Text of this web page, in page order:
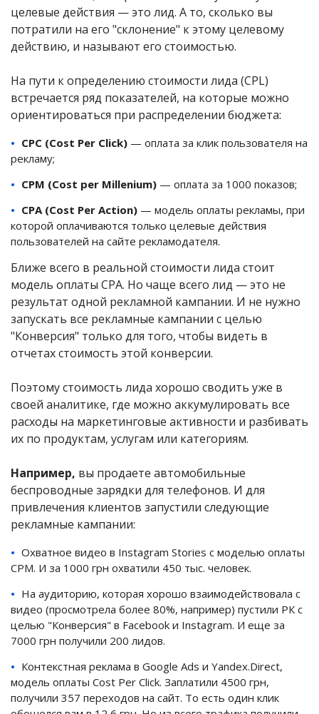
целевые действия — это лид. А то, сколько вы
потратили на его "склонение" к этому целевому
действию, и называют его стоимостью.
На пути к определению стоимости лида (CPL)
встречается ряд показателей, на которые можно
ориентироваться при распределении бюджета:
CPС (Cost Per Click) — оплата за клик пользователя на
рекламу;
CPM (Cost per Millenium) — оплата за 1000 показов;
CPA (Cost Per Action) — модель оплаты рекламы, при
которой оплачиваются только целевые действия
пользователей на сайте рекламодателя.
Ближе всего в реальной стоимости лида стоит
модель оплаты CPA. Но чаще всего лид — это не
результат одной рекламной кампании. И не нужно
запускать все рекламные кампании с целью
"Конверсия" только для того, чтобы видеть в
отчетах стоимость этой конверсии.
Поэтому стоимость лида хорошо сводить уже в
своей аналитике, где можно аккумулировать все
расходы на маркетинговые активности и разбивать
их по продуктам, услугам или категориям.
Например, вы продаете автомобильные
беспроводные зарядки для телефонов. И для
привлечения клиентов запустили следующие
рекламные кампании:
Охватное видео в Instagram Stories с моделью оплаты
CPM. И за 1000 грн охватили 450 тыс. человек.
На аудиторию, которая хорошо взаимодействовала с
видео (просмотрела более 80%, например) пустили РК с
целью "Конверсия" в Facebook и Instagram. И еще за
7000 грн получили 200 лидов.
Контекстная реклама в Google Ads и Yandex.Direct,
модель оплаты Cost Per Click. Заплатили 4500 грн,
получили 357 переходов на сайт. То есть один клик